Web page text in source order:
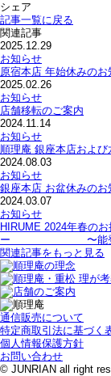
シェア
記事一覧に戻る
関連記事
2025.12.29
お知らせ
原宿本店 年始休みのお
2025.02.26
お知らせ
店舗移転のご案内
2024.11.14
お知らせ
順理庵 銀座本店およ
2024.08.03
お知らせ
銀座本店 お盆休みのお
2024.03.07
お知らせ
HIRUME 2024年春の
ー 〜能登半島へ
関連記事をもっと見る
通信販売について
特定商取引法に基づく
個人情報保護方針
お問い合わせ
© JUNRIAN all right